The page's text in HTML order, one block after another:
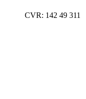
CVR: 142 49 311